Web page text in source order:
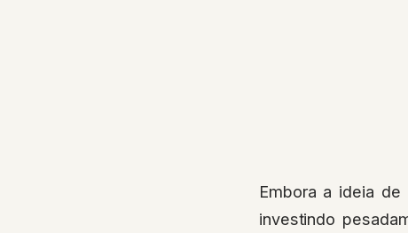
Embora a ideia de
investindo